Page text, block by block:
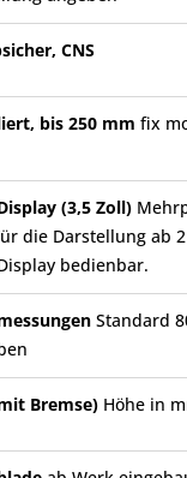
CNS
bis 250 mm fix
(3,5 Zoll)
die Darstellung ab
bedienbar.
Standard
Bremse) Höhe in